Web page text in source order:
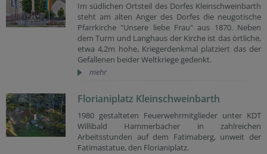
Im südlichen Ortsteil des Dorfes Kleinschweinbarth
steht am alten Anger des Dorfes die neugotische
Pfarrkirche "Unsere liebe Frau" aus 1870. Neben
dem Turm und Langhaus der Kirche ist das örtliche,
etwa 4,2m hohe, Kriegerdenkmal platziert das der
Gefallenen beider Weltkriege gedenkt.
mehr
Florianiplatz Kleinschweinbarth
1980 gestalteten Feuerwehrmitglieder unter KDT
Willibald Hammerbacher in zahlreichen
Arbeitsstunden auf dem Fatimaberg, unweit der
Fatimastatue, den Florianiplatz.